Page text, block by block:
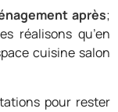
après;
réalisons qu’en
cuisine salon
pour rester